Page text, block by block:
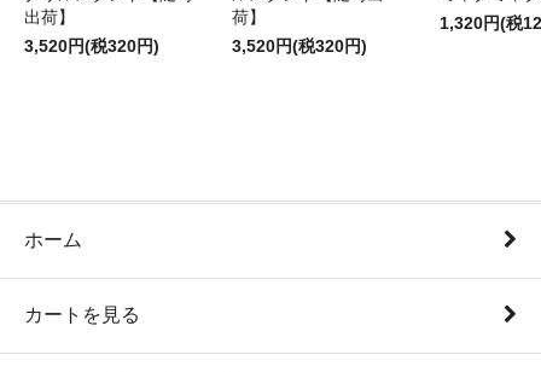
出荷】
3,520円(税320円)
荷】
3,520円(税320円)
1,320円(税
ホーム
カートを見る